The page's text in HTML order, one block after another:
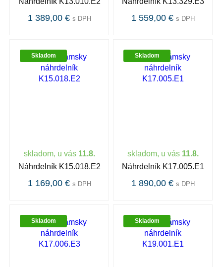
1 389,00 € s DPH 1 559,00 € s DPH
Skladom
skladom, u vás 11.8.
Náhrdelník K15.018.E2
1 169,00 € s DPH
Skladom
skladom, u vás 11.8.
Náhrdelník K17.005.E1
1 890,00 € s DPH
Skladom Skladom